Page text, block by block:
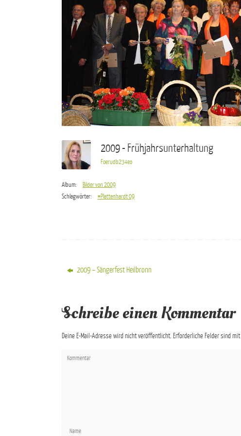
2009 - Frühjahrsunterhaltung
Foerudb234eo
Album:
Bilder von 2009
Schlagwörter:
#Plattenhardt 09
2009 – Sängerfest Heilbronn
Schreibe einen Kommentar
Deine E-Mail-Adresse wird nicht veröffentlicht. Erforderliche Felder sind mit